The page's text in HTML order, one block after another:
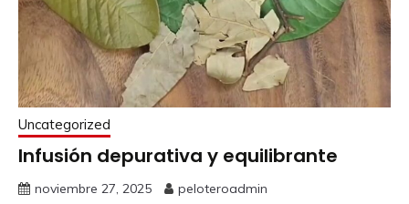
Uncategorized
Infusión depurativa y equilibrante
noviembre 27, 2025 peloteroadmin